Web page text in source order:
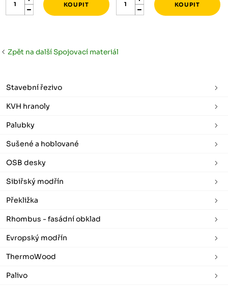
Zpět na další Spojovací materiál
Stavební řezivo
KVH hranoly
Palubky
Sušené a hoblované
OSB desky
Sibiřský modřín
Překližka
Rhombus - fasádní obklad
Evropský modřín
ThermoWood
Palivo